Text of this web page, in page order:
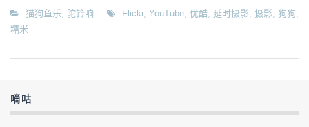
猫狗鱼乐, 驼铃响 Flickr, YouTube, 优酷, 延时摄影, 摄影, 狗狗,
糯米
嘀咕